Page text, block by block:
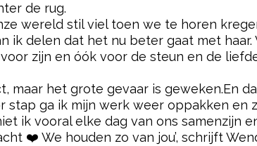
de rug.
wereld stil viel toen we te horen
ik delen dat het nu beter gaat met
zijn en óók voor de steun en de
maar het grote gevaar is geweken.En
stap ga ik mijn werk weer oppakken
ik vooral elke dag van ons samenzijn
❤️ We houden zo van jou’, schrijft